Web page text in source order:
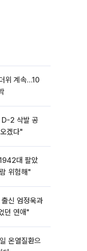
위 계속…10
D-2 삭발 공
겠다"
대 팔았
위험해"
신 엄정욱과
던 연애"
온열질환으